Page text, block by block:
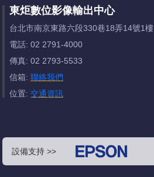
東炬數位影像輸出中心
台北市南京東路六段330巷18弄14號1樓
電話: 02 2791-4000
傳真: 02 2793-5533
信箱: 聯絡我們
位置: 交通資訊
設備支持 >>